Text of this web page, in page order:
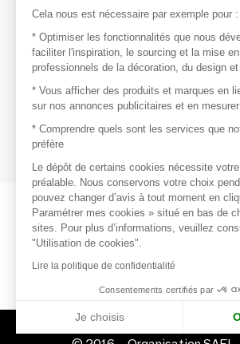
Découvrir
Les produits de
S'inspirer
Inspiration et
Contacter
Cela nous est nécessaire par exemple pour :
* Optimiser les fonctionnalités que nous
faciliter l'inspiration, le sourcing et la mise
professionnels de la décoration, du design
* Vous afficher des produits et marques en
sur nos annonces publicitaires et en
* Comprendre quels sont les services que
préfère
Le dépôt de certains cookies nécessite
préalable. Nous conservons votre choix
pouvez changer d’avis à tout moment en
Paramétrer mes cookies » situé en bas de
sites. Pour plus d’informations, veuillez
"Utilisation de cookies".
Lire la politique de confidentialité
Consentements certifiés par
Je choisis